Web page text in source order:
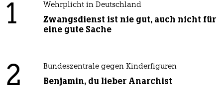
1 Wehrplicht in Deutschland
Zwangsdienst ist nie gut, auch nicht für
eine gute Sache
2 Bundeszentrale gegen Kinderfiguren
Benjamin, du lieber Anarchist